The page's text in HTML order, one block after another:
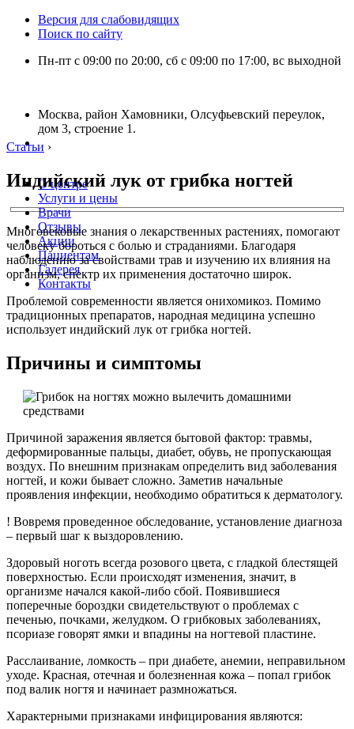
Версия для слабовидящих
Поиск по сайту
Пн-пт с 09:00 по 20:00, сб с 09:00 по 17:00, вс выходной
Москва, район Хамовники, Олсуфьевский переулок,
дом 3, строение 1.
О центре
Услуги и цены
Врачи
Отзывы
Акции
Пациентам
Галерея
Контакты
Статьи ›
Индийский лук от грибка ногтей
Многовековые знания о лекарственных растениях, помогают
человеку бороться с болью и страданиями. Благодаря
наблюдению за свойствами трав и изучению их влияния на
организм, спектр их применения достаточно широк.
Проблемой современности является онихомикоз. Помимо
традиционных препаратов, народная медицина успешно
использует индийский лук от грибка ногтей.
Причины и симптомы
Причиной заражения является бытовой фактор: травмы,
деформированные пальцы, диабет, обувь, не пропускающая
воздух. По внешним признакам определить вид заболевания
ногтей, и кожи бывает сложно. Заметив начальные
проявления инфекции, необходимо обратиться к дерматологу.
! Вовремя проведенное обследование, установление диагноза
– первый шаг к выздоровлению.
Здоровый ноготь всегда розового цвета, с гладкой блестящей
поверхностью. Если происходят изменения, значит, в
организме начался какой-либо сбой. Появившиеся
поперечные бороздки свидетельствуют о проблемах с
печенью, почками, желудком. О грибковых заболеваниях,
псориазе говорят ямки и впадины на ногтевой пластине.
Расслаивание, ломкость – при диабете, анемии, неправильном
уходе. Красная, отечная и болезненная кожа – попал грибок
под валик ногтя и начинает размножаться.
Характерными признаками инфицирования являются: